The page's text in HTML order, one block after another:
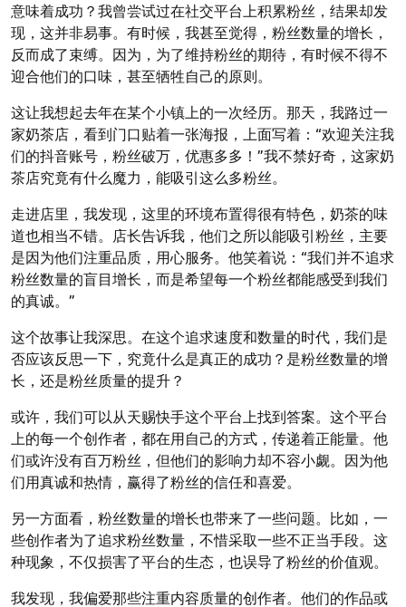
意味着成功？我曾尝试过在社交平台上积累粉丝，结果却发
现，这并非易事。有时候，我甚至觉得，粉丝数量的增长，
反而成了束缚。因为，为了维持粉丝的期待，有时候不得不
迎合他们的口味，甚至牺牲自己的原则。
这让我想起去年在某个小镇上的一次经历。那天，我路过一
家奶茶店，看到门口贴着一张海报，上面写着：“欢迎关注我
们的抖音账号，粉丝破万，优惠多多！”我不禁好奇，这家奶
茶店究竟有什么魔力，能吸引这么多粉丝。
走进店里，我发现，这里的环境布置得很有特色，奶茶的味
道也相当不错。店长告诉我，他们之所以能吸引粉丝，主要
是因为他们注重品质，用心服务。他笑着说：“我们并不追求
粉丝数量的盲目增长，而是希望每一个粉丝都能感受到我们
的真诚。”
这个故事让我深思。在这个追求速度和数量的时代，我们是
否应该反思一下，究竟什么是真正的成功？是粉丝数量的增
长，还是粉丝质量的提升？
或许，我们可以从天赐快手这个平台上找到答案。这个平台
上的每一个创作者，都在用自己的方式，传递着正能量。他
们或许没有百万粉丝，但他们的影响力却不容小觑。因为他
们用真诚和热情，赢得了粉丝的信任和喜爱。
另一方面看，粉丝数量的增长也带来了一些问题。比如，一
些创作者为了追求粉丝数量，不惜采取一些不正当手段。这
种现象，不仅损害了平台的生态，也误导了粉丝的价值观。
我发现，我偏爱那些注重内容质量的创作者。他们的作品或